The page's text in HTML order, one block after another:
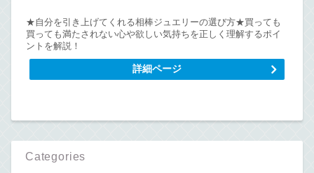
★自分を引き上げてくれる相棒ジュエリーの選び方★買っても
買っても満たされない心や欲しい気持ちを正しく理解するポイ
ントを解説！
詳細ページ
Categories